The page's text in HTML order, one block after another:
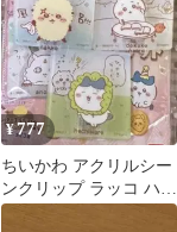
¥777
ちいかわ アクリルシー
ンクリップ ラッコ ハチ
ワレ ちいかわ